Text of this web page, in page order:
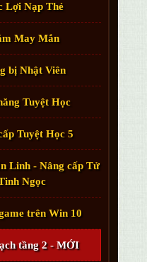
Lợi Nạp Thẻ
May Mắn
bị Nhật Viên
Tuyệt Học
Tuyệt Học 5
Linh - Nâng cấp Tử
Ngọc
trên Win 10
tầng 2 - MỚI